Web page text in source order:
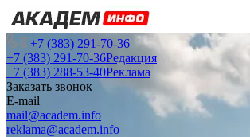
+7 (383) 291-70-36
+7 (383) 291-70-36Редакция
+7 (383) 288-53-40Реклама
Заказать звонок
E-mail
mail@academ.info
reklama@academ.info